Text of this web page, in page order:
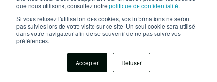
que nous utilisons, consultez notre politique de confidentialité.
Si vous refusez l'utilisation des cookies, vos informations ne seront
pas suivies lors de votre visite sur ce site. Un seul cookie sera utilisé
dans votre navigateur afin de se souvenir de ne pas suivre vos
préférences.
Accepter Refuser
Fraîcheur et qualité, des critères clés
À réception de la marchandise, le fournisseur doit
vérifier et contrôler que les produits sont conformes